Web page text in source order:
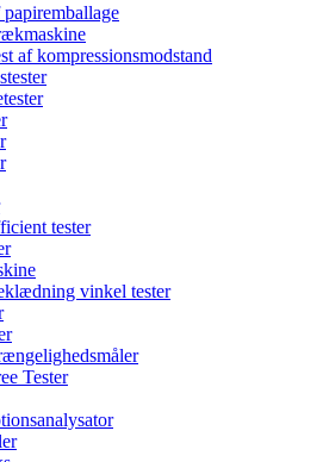
af kompressionsmodstand
tester
vinkel tester
Tester